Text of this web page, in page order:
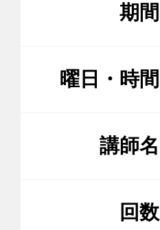
期間
曜日・時間
講師名
回数